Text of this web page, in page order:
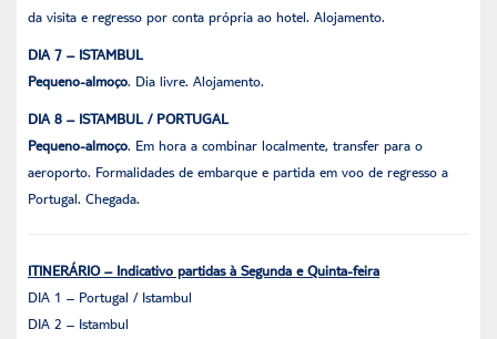
da visita e regresso por conta própria ao hotel. Alojamento.
DIA 7 – ISTAMBUL
Pequeno-almoço. Dia livre. Alojamento.
DIA 8 – ISTAMBUL / PORTUGAL
Pequeno-almoço. Em hora a combinar localmente, transfer para o
aeroporto. Formalidades de embarque e partida em voo de regresso a
Portugal. Chegada.
ITINERÁRIO – Indicativo partidas à Segunda e Quinta-feira
DIA 1 – Portugal / Istambul
DIA 2 – Istambul